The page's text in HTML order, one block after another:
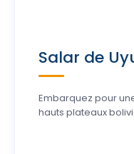
Salar de
Embarquez pour
hauts plateaux